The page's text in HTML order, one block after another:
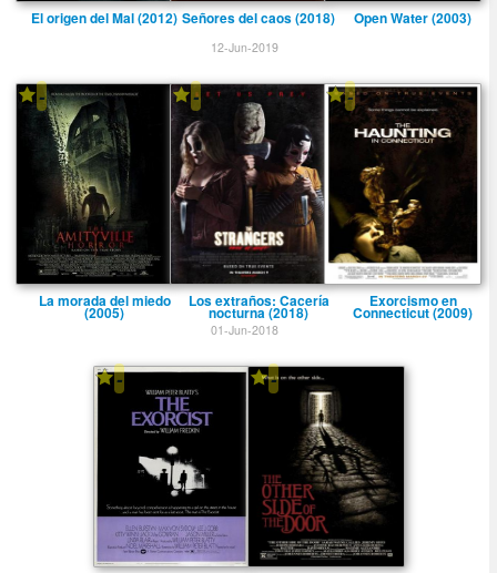
El origen del Mal (2012) Señores del caos (2018)
12-Jun-2019
Open Water (2003)
-
La morada del miedo
(2005)
-
Los extraños: Cacerí­a
nocturna (2018)
01-Jun-2018
-
Exorcismo en
Connecticut (2009)
- -